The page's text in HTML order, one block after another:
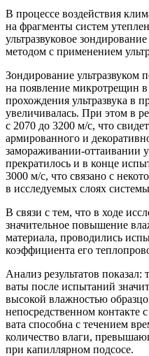
В процессе воздействия
на фрагменты систем
ультразвуковое
методом с применением
Зондирование ультразвуком
на появление микротрещин в
прохождения ультразвука в
увеличивалась. При этом в
с 2070 до 3200 м/с, что
армированного и
замораживании-оттаивании
прекратилось и в конце
3000 м/с, что связано с
в исследуемых слоях
В связи с тем, что в ходе
значительное повышение
материала, проводились
коэффициента его
Анализ результатов
ваты после испытаний
высокой влажностью
непосредственном контакте
вата способна с течением
количество влаги,
при капиллярном подсосе.